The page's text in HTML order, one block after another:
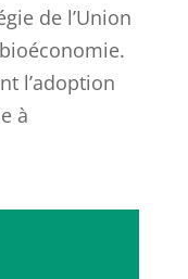
de l’Union
l’adoption
à